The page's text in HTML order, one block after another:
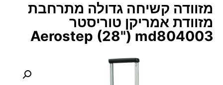
מזוודה קשיחה גדולה מתרחבת
מזוודת אמריקן טוריסטר
Aerostep (28") md804003